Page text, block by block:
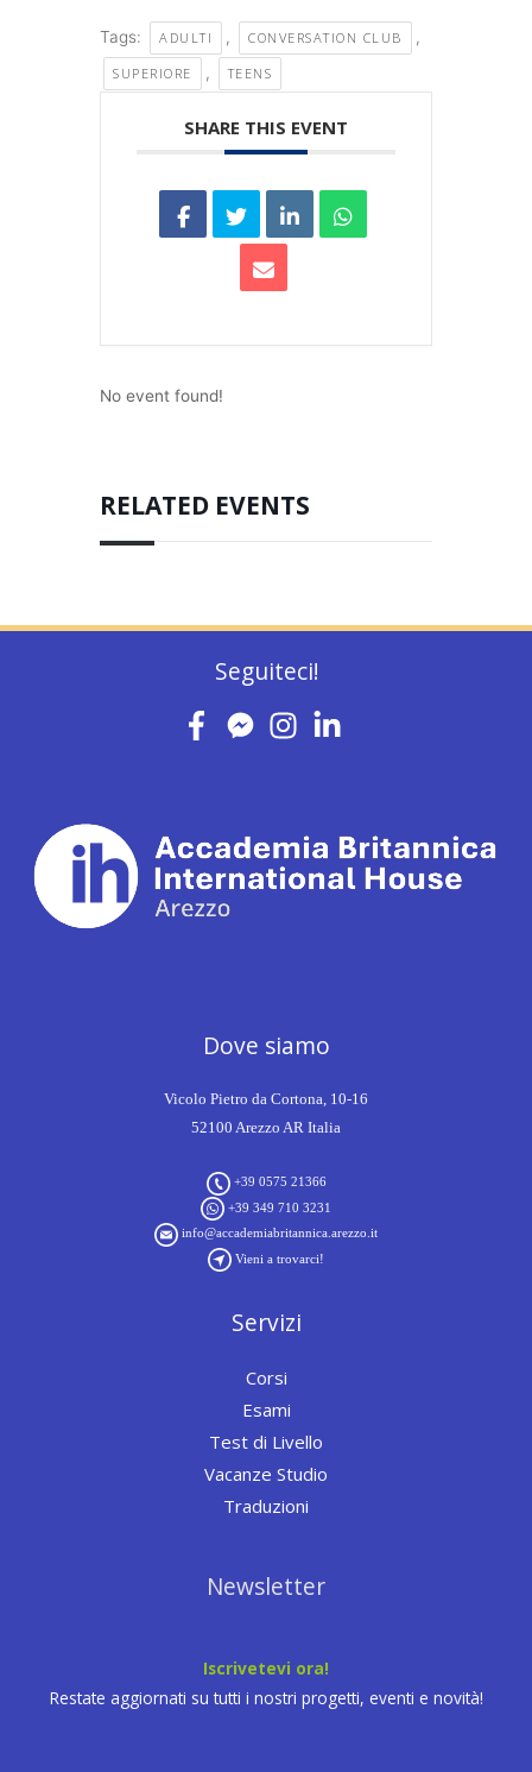
Tags: ADULTI , CONVERSATION CLUB ,
SUPERIORE , TEENS
SHARE THIS EVENT
No event found!
RELATED EVENTS
Seguiteci!
Dove siamo
Vicolo Pietro da Cortona, 10-16
52100 Arezzo AR Italia
+39 0575 21366
+39 349 710 3231
info@accademiabritannica.arezzo.it
Vieni a trovarci!
Servizi
Corsi
Esami
Test di Livello
Vacanze Studio
Traduzioni
Newsletter
Iscrivetevi ora!
Restate aggiornati su tutti i nostri progetti, eventi e novità!